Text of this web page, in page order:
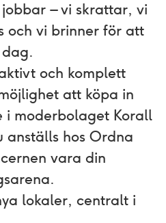
– vi skrattar, vi
och vi brinner för att
och komplett
att köpa in
i moderbolaget Korall
anställs hos Ordna
vara din
lokaler, centralt i